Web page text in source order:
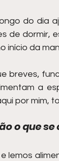
do dia
de dormir,
início da
breves,
a
por mim,
o que
lemos